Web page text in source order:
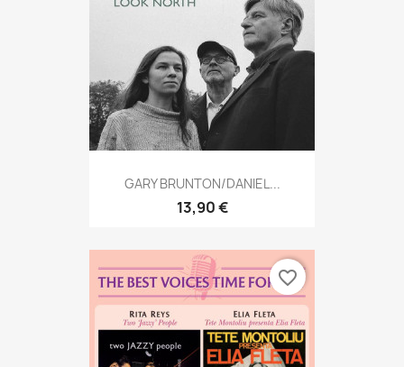
GARY BRUNTON/DANIEL...
13,90 €
favorite_border